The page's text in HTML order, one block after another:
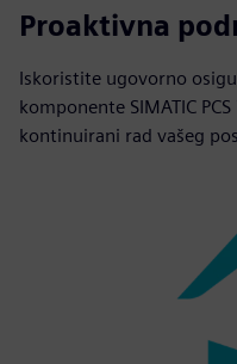
Proaktivna
Iskoristite ugovorno
komponente SIMATIC
kontinuirani rad vašeg